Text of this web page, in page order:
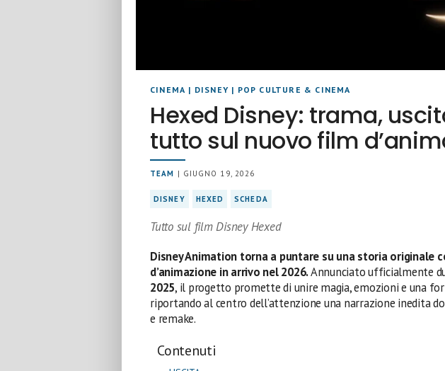
CINEMA | DISNEY | POP CULTURE & CINEMA
Hexed Disney: trama,
tutto sul nuovo film
TEAM | GIUGNO 19, 2026
DISNEY HEXED SCHEDA
Tutto sul film Disney Hexed
Disney Animation torna a puntare su una storia originale
d’animazione in arrivo nel 2026.Annunciato ufficialmente
2025, il progetto promette di unire magia, emozioni e una
riportando al centro dell’attenzione una narrazione inedita
e remake.
Contenuti